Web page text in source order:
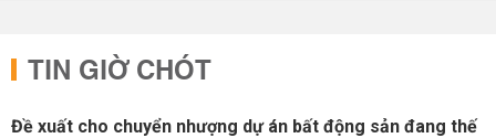
TIN GIỜ CHÓT
Đề xuất cho chuyển nhượng dự án bất động sản đang thế